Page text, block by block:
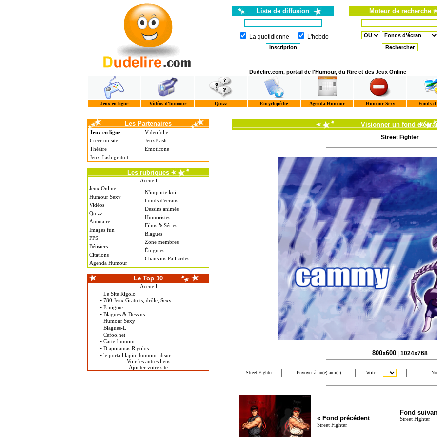
Liste de diffusion
La quotidienne L'hebdo
Moteur de recherche
Dudelire.com, portail de l'Humour, du Rire et des Jeux Online
Jeux en ligne Vidéos d'humour Quizz Encyclopédie Agenda Humour Humour Sexy Fonds
Les Partenaires
Jeux en ligne
Créer un site
Théâtre
Jeux flash gratuit
Videofolie
JeuxFlash
Emoticone
Les rubriques
Accueil
Jeux Online
Humour Sexy
Vidéos
Quizz
Annuaire
Images fun
PPS
Bétisiers
Citations
Agenda Humour
N'importe koi
Fonds d'écrans
Dessins animés
Humoristes
Films & Séries
Blagues
Zone membres
Énigmes
Chansons Paillardes
Le Top 10
Accueil
- Le Site Rigolo
- 780 Jeux Gratuits, drôle, Sexy
- E-nigme
- Blagues & Dessins
- Humour Sexy
- Blagues-L
- Cefoo.net
- Carte-humour
- Diaporamas Rigolos
- le portail lapin, humour absur
Voir les autres liens
Ajouter votre site
Visionner un fond
Street Fighter
800x600 1024x768
« Fond précédent
Street Fighter
Fond
Street Fighter